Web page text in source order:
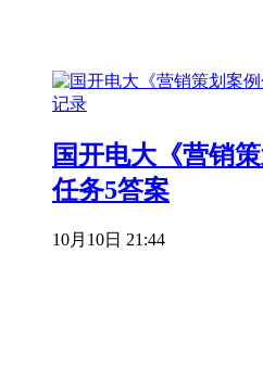
国开电大《营销
任务5答案
10月10日 21:44